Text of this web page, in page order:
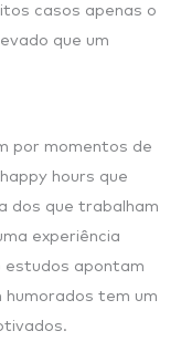
casos apenas o
que um
por momentos de
hours que
dos que trabalham
experiência
estudos apontam
tem um